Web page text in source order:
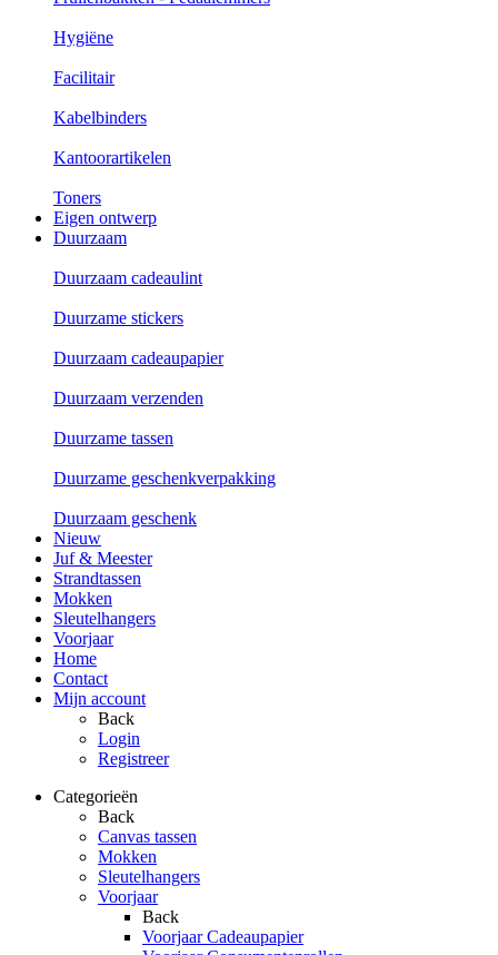
Hygiëne
Facilitair
Kabelbinders
Kantoorartikelen
Toners
Eigen ontwerp
Duurzaam
Duurzaam cadeaulint
Duurzame stickers
Duurzaam cadeaupapier
Duurzaam verzenden
Duurzame tassen
Duurzame geschenkverpakking
Duurzaam geschenk
Nieuw
Juf & Meester
Strandtassen
Mokken
Sleutelhangers
Voorjaar
Home
Contact
Mijn account
Back
Login
Registreer
Categorieën
Back
Canvas tassen
Mokken
Sleutelhangers
Voorjaar
Back
Voorjaar Cadeaupapier